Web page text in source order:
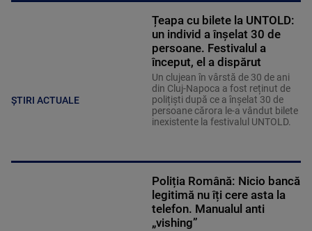
ȘTIRI ACTUALE
Țeapa cu bilete la UNTOLD:
un individ a înșelat 30 de
persoane. Festivalul a
început, el a dispărut
Un clujean în vârstă de 30 de ani
din Cluj-Napoca a fost reținut de
polițiști după ce a înșelat 30 de
persoane cărora le-a vândut bilete
inexistente la festivalul UNTOLD.
Poliția Română: Nicio bancă
legitimă nu îți cere asta la
telefon. Manualul anti
„vishing”